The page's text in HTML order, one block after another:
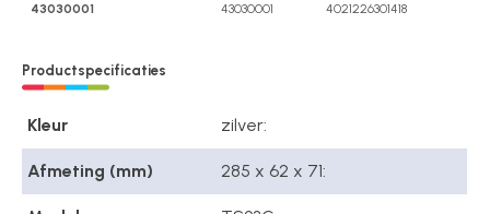
43030001
43030001 4021226301418
Productspecificaties
Kleur zilver:
Afmeting (mm) 285 x 62 x 71: